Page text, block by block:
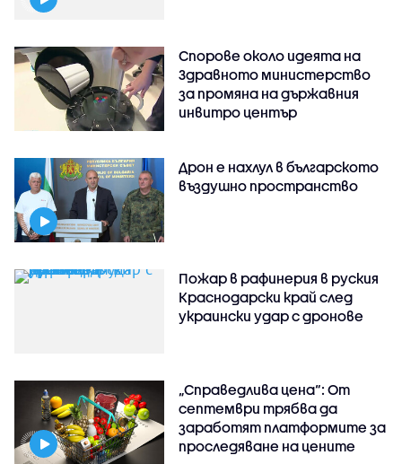
Спорове около идеята на
Здравното министерство
за промяна на държавния
инвитро център
Дрон е нахлул в българското
въздушно пространство
Пожар в рафинерия в руския
Краснодарски край след
украински удар с дронове
„Справедлива цена“: От
септември трябва да
заработят платформите за
проследяване на цените